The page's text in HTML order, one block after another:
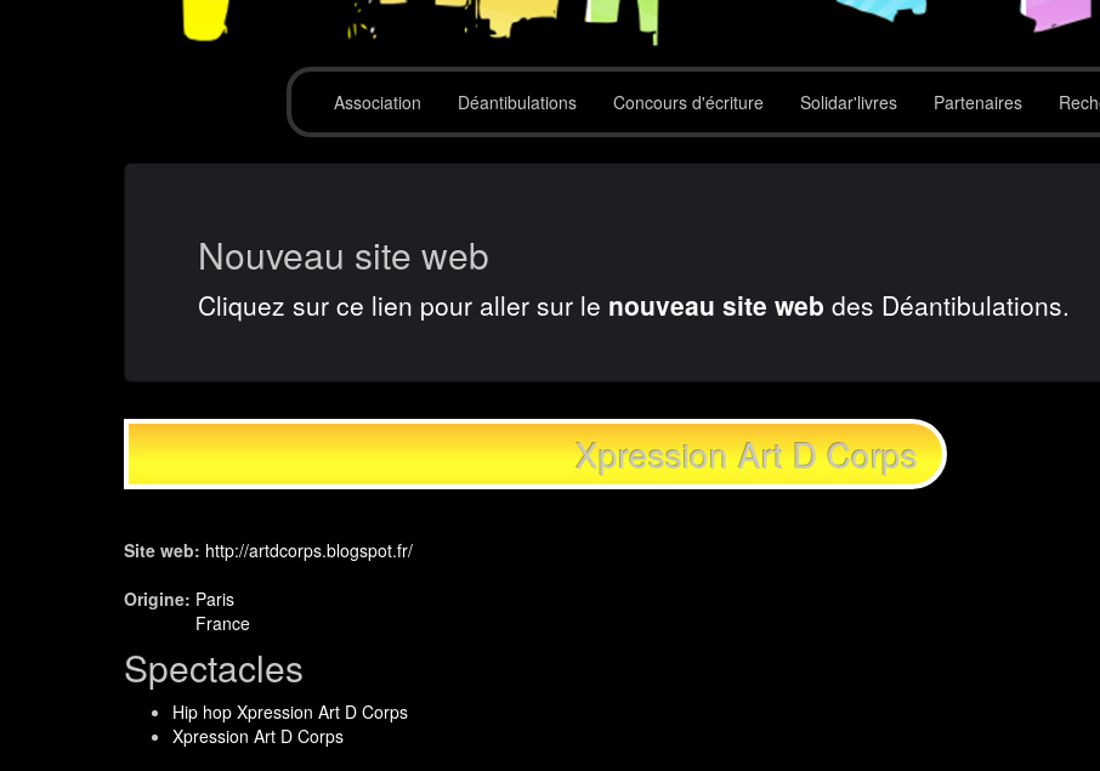
Association Déantibulations Concours d'écriture Solidar'livres Partenaires
Nouveau site web
Cliquez sur ce lien pour aller sur le nouveau site web des Déantibulations.
Xpression Art D Corps
Site web: http://artdcorps.blogspot.fr/
Origine: Paris
France
Spectacles
Hip hop Xpression Art D Corps
Xpression Art D Corps